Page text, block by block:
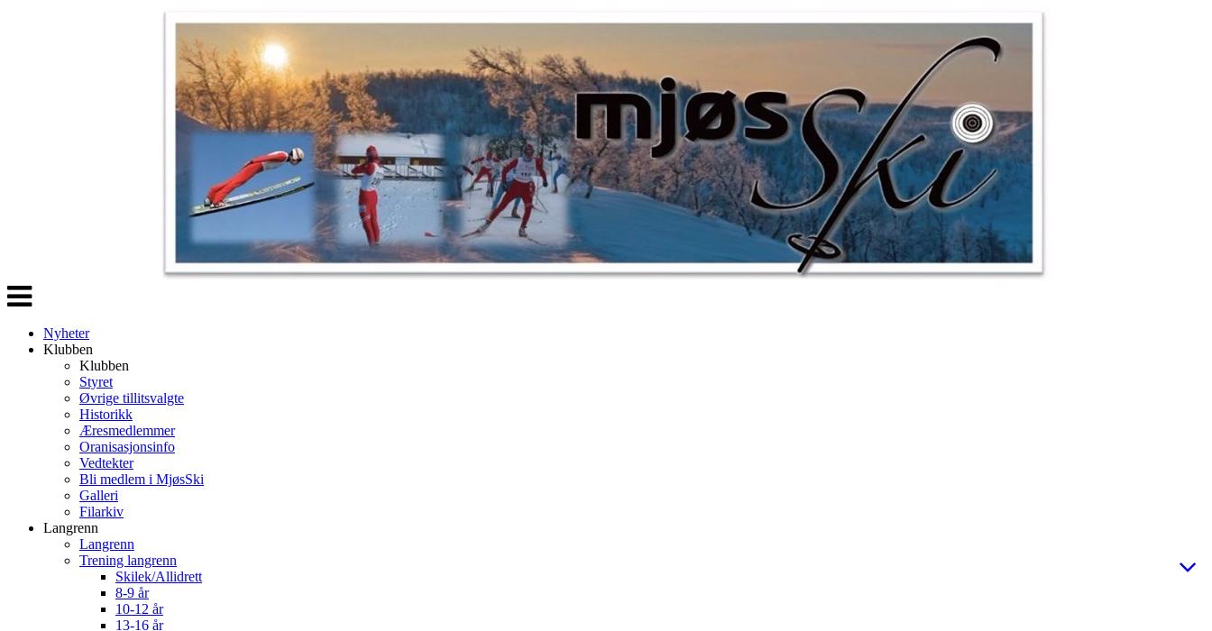
Veksle
navigasjon
Nyheter
Klubben
Klubben
Styret
Øvrige tillitsvalgte
Historikk
Æresmedlemmer
Oranisasjonsinfo
Vedtekter
Bli medlem i MjøsSki
Galleri
Filarkiv
Langrenn
Langrenn
Trening langrenn
Skilek/Allidrett
8-9 år
10-12 år
13-16 år